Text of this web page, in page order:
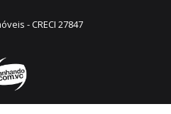
- CRECI 27847